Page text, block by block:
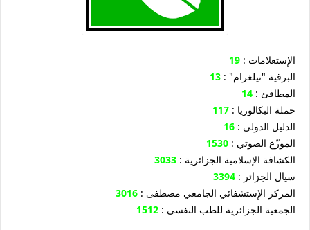
19
: الإستعلامات
13
: "البرقية "تيلغرام
14
: المطافئ
117
: حملة البكالوريا
16
: الدليل الدولي
1530
: الموزّع الصوتي
3033
: الكشافة الإسلامية الجزائرية
3394
: سيال الجزائر
3016
: المركز الإستشفائي الجامعي مصطفى
1512
: الجمعية الجزائرية للطب النفسي